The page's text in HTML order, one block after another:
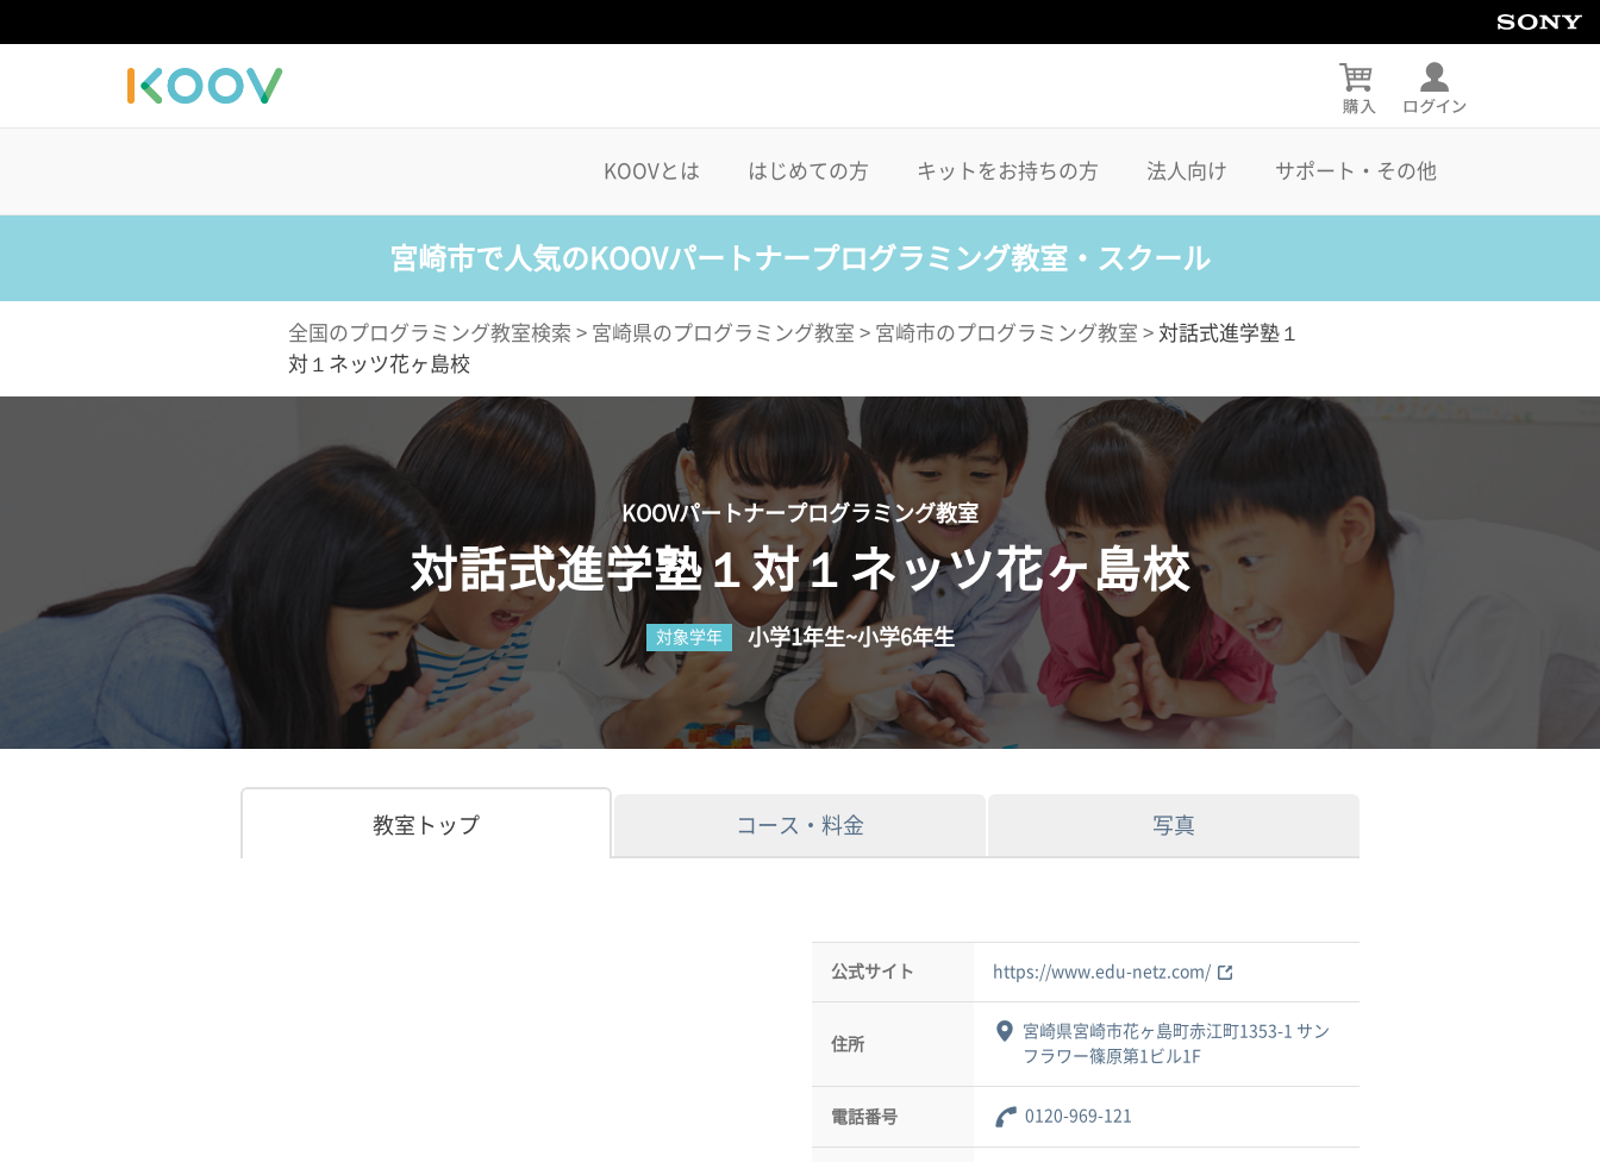
KOOVとは はじめての方 キットをお持ちの方 法人向け サポート・その他
宮崎市で人気のKOOVパートナープログラミング教室・スクール
全国のプログラミング教室検索 > 宮崎県のプログラミング教室 > 宮崎市のプログラミング教室 > 対話式進学塾１
対１ネッツ花ヶ島校
KOOVパートナープログラミング教室
対話式進学塾１対１ネッツ花ヶ島校
対象学年 小学1年生~小学6年生
教室トップ コース・料金 写真
公式サイト https://www.edu-netz.com/
住所
宮崎県宮崎市花ヶ島町赤江町1353-1 サン
フラワー篠原第1ビル1F
電話番号 0120-969-121